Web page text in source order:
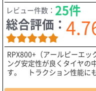
レビュー件数： 25件
総合評価：
RPX800+（アールピーエッ
ング安定性が良くタイヤの
す。 トラクション性能に